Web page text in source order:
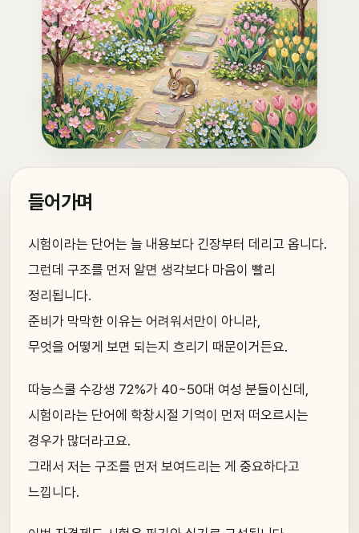
들어가며
시험이라는 단어는 늘 내용보다 긴장부터 데리고 옵니다.
그런데 구조를 먼저 알면 생각보다 마음이 빨리
정리됩니다.
준비가 막막한 이유는 어려워서만이 아니라,
무엇을 어떻게 보면 되는지 흐리기 때문이거든요.
따능스쿨 수강생 72%가 40~50대 여성 분들이신데,
시험이라는 단어에 학창시절 기억이 먼저 떠오르시는
경우가 많더라고요.
그래서 저는 구조를 먼저 보여드리는 게 중요하다고
느낍니다.